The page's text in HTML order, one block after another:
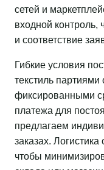
сетей и
входной контроль,
и соответствие
Гибкие условия
текстиль
фиксированными
платежа для
предлагаем
заказах.
чтобы